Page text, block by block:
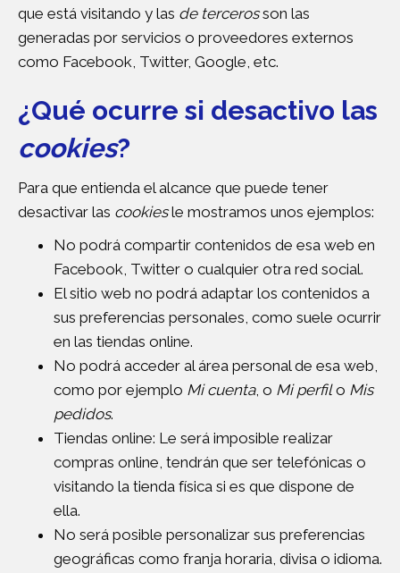
que está visitando y las de tercerosson las
generadas por servicios o proveedores externos
como Facebook, Twitter, Google, etc.
¿Qué ocurre si desactivo las
cookies?
Para que entienda el alcance que puede tener
desactivar las cookiesle mostramos unos ejemplos:
No podrá compartir contenidos de esa web en
Facebook, Twitter o cualquier otra red social.
El sitio web no podrá adaptar los contenidos a
sus preferencias personales, como suele ocurrir
en las tiendas online.
No podrá acceder al área personal de esa web,
como por ejemplo Mi cuenta, o Mi perfilo Mis
pedidos.
Tiendas online: Le será imposible realizar
compras online, tendrán que ser telefónicas o
visitando la tienda física si es que dispone de
ella.
No será posible personalizar sus preferencias
geográficas como franja horaria, divisa o idioma.